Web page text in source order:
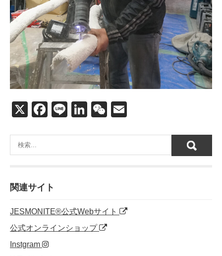
X
F
c
e
o
o
k
Li
e
Li
k
e
W
C
h
ail
関連サイト
JESMONITE®公式Webサイト
公式オンラインショップ
Instgram